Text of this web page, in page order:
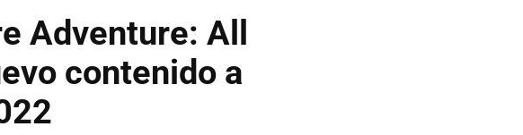
Adventure: All
contenido a